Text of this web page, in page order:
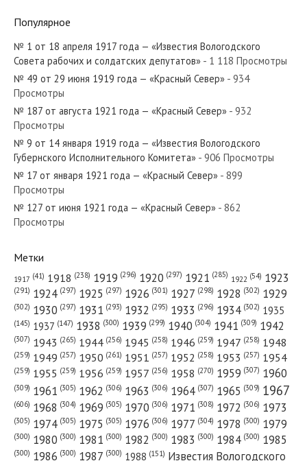
«Красный Север»
№ 211 от сентября 1980 года —
№ 221 от сентября 1984 года —
«Красный Север»
№ 135 от июня 1975 года —
Популярное
№ 1 от 18 апреля 1917 года — «Известия Вологодского
Совета рабочих и солдатских депутатов» - 1 118 Просмотры
№ 49 от 29 июня 1919 года — «Красный Север» - 934
Просмотры
№ 187 от августа 1921 года — «Красный Север» - 932
Просмотры
№ 9 от 14 января 1919 года — «Известия Вологодского
Губернского Исполнительного Комитета» - 906 Просмотры
№ 17 от января 1921 года — «Красный Север» - 899
Просмотры
№ 127 от июня 1921 года — «Красный Север» - 862
Просмотры
Метки
1917 (41) 1918 (238) 1919 (296) 1920 (297) 1921 (285) 1922 (54) 1923
(291) 1924 (297) 1925 (297) 1926 (301) 1927 (298) 1928 (302) 1929
(302) 1930 (297) 1931 (293) 1932 (295) 1933 (296) 1934 (302) 1935
(145) 1937 (147) 1938 (300) 1939 (299) 1940 (304) 1941 (309) 1942
(307) 1943 (265) 1944 (256) 1945 (258) 1946 (259) 1947 (258) 1948
(259) 1949 (257) 1950 (261) 1951 (257) 1952 (258) 1953 (257) 1954
(259) 1955 (259) 1956 (259) 1957 (256) 1958 (270) 1959 (307) 1960
(309) 1961 (305) 1962 (306) 1963 (306) 1964 (307) 1965 (309) 1967
(606) 1968 (304) 1969 (305) 1970 (306) 1971 (308) 1972 (306) 1973
(305) 1974 (305) 1975 (305) 1976 (306) 1977 (304) 1978 (300) 1979
(300) 1980 (300) 1981 (300) 1982 (300) 1983 (300) 1984 (300) 1985
(300) 1986 (300) 1987 (300) 1988 (151) Известия Вологодского